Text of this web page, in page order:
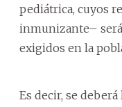
pediátrica, cuyos
inmunizante–
exigidos en la
Es decir, se